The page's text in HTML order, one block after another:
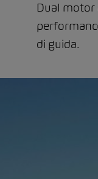
Dual motor
di guida.